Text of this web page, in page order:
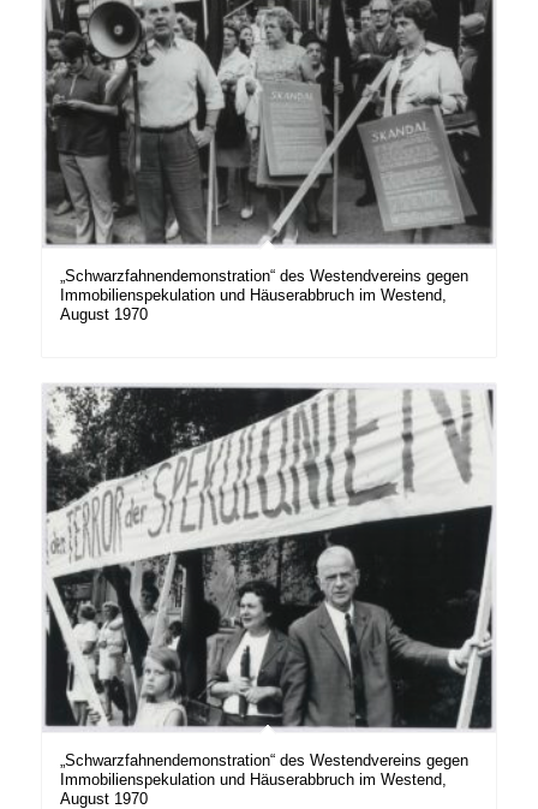
„Schwarzfahnendemonstration“ des Westendvereins gegen
Immobilienspekulation und Häuserabbruch im Westend,
August 1970
„Schwarzfahnendemonstration“ des Westendvereins gegen
Immobilienspekulation und Häuserabbruch im Westend,
August 1970